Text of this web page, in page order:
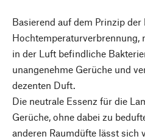
Basierend auf dem Prinzip der
Hochtemperaturverbrennung,
in der Luft befindliche
unangenehme Gerüche und
dezenten Duft.
Die neutrale Essenz für die
Gerüche, ohne dabei zu
anderen Raumdüfte lässt sich